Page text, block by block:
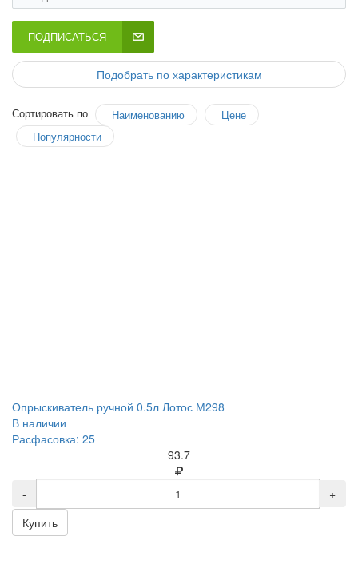
ПОДПИСАТЬСЯ
Подобрать по характеристикам
Сортировать по Наименованию
Цене
Популярности
Опрыскиватель ручной 0.5л Лотос М298
В наличии
Расфасовка: 25
93.7
-
+
Купить